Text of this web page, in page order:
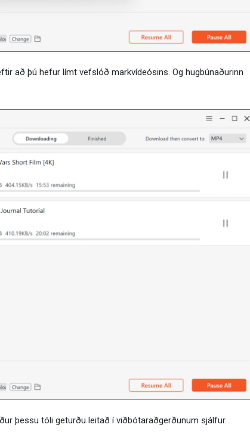
að þú hefur límt vefslóð markvídeósins. Og hugbúnaðurinn
þessu tóli geturðu leitað í viðbótaraðgerðunum sjálfur.